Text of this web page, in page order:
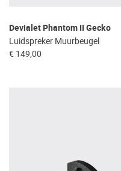
Devialet Phantom II Gecko
Luidspreker Muurbeugel
€ 149,00